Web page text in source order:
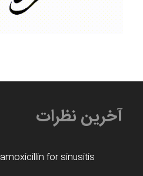
آخرین نظرات
amoxicillin for sinusitis